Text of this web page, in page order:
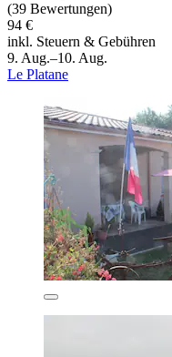
(39 Bewertungen)
94 €
inkl. Steuern & Gebühren
9. Aug.–10. Aug.
Le Platane